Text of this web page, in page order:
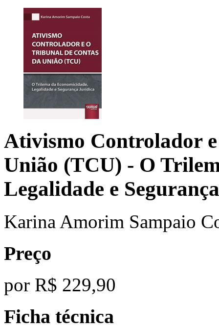
Ativismo Controlador
União (TCU) - O
Legalidade e
Karina Amorim Sampaio
Preço
por R$ 229,90
Ficha técnica